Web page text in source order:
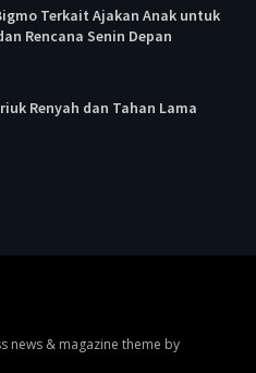
Terkait Ajakan Anak untuk
Rencana Senin Depan
Renyah dan Tahan Lama
news & magazine theme by